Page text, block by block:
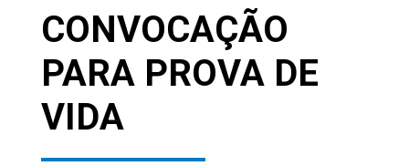
CONVOCAÇÃO
PARA PROVA DE
VIDA